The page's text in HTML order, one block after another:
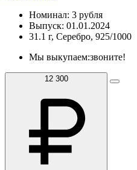
Номинал: 3 рубля
Выпуск: 01.01.2024
31.1 г, Серебро, 925/1000
Мы выкупаем:звоните!
12 300